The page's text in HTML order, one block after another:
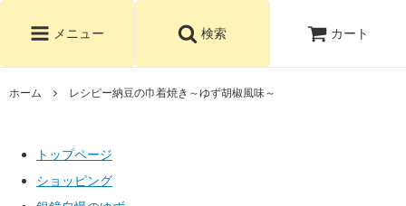
メニュー 検索 カート
ホーム レシピー納豆の巾着焼き～ゆず胡椒風味～
トップページ
ショッピング